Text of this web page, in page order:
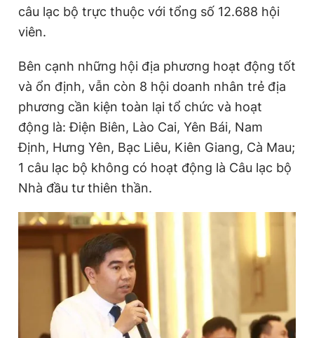
câu lạc bộ trực thuộc với tổng số 12.688 hội
viên.
Bên cạnh những hội địa phương hoạt động tốt
và ổn định, vẫn còn 8 hội doanh nhân trẻ địa
phương cần kiện toàn lại tổ chức và hoạt
động là: Điện Biên, Lào Cai, Yên Bái, Nam
Định, Hưng Yên, Bạc Liêu, Kiên Giang, Cà Mau;
1 câu lạc bộ không có hoạt động là Câu lạc bộ
Nhà đầu tư thiên thần.